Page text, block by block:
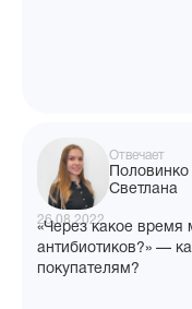
Отвечает
Половинко
Светлана
26.08.2022
«Через какое время
антибиотиков?» —
покупателям?